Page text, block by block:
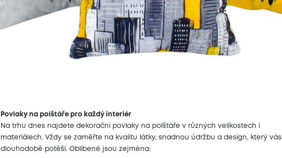
Povlaky na polštáře pro každý interiér
Na trhu dnes najdete dekorační povlaky na polštáře v různých velikostech i
materiálech. Vždy se zaměřte na kvalitu látky, snadnou údržbu a design, který vás
dlouhodobě potěší. Oblíbené jsou zejména: